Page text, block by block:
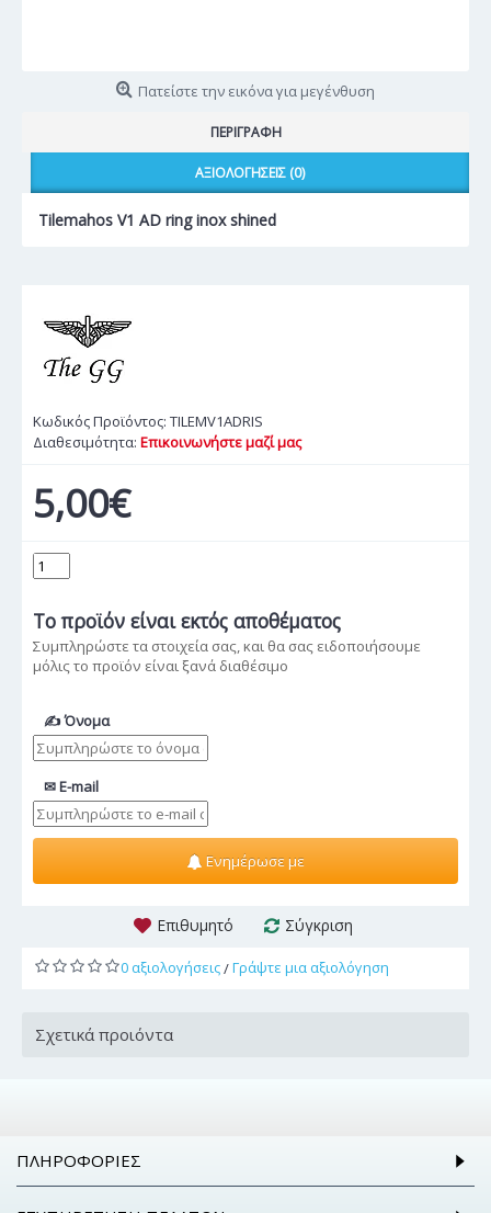
Πατείστε την εικόνα για μεγένθυση
ΠΕΡΙΓΡΑΦΉ
ΑΞΙΟΛΟΓΉΣΕΙΣ (0)
Tilemahos V1 AD ring inox shined
Κωδικός Προϊόντος: TILEMV1ADRIS
Διαθεσιμότητα: Επικοινωνήστε μαζί μας
5,00€
Το προϊόν είναι εκτός αποθέματος
Συμπληρώστε τα στοιχεία σας, και θα σας ειδοποιήσουμε
μόλις το προϊόν είναι ξανά διαθέσιμο
✍ Όνομα
✉ E-mail
Ενημέρωσε με
Επιθυμητό Σύγκριση
0 αξιολογήσεις/Γράψτε μια αξιολόγηση
Σχετικά προιόντα
ΠΛΗΡΟΦΟΡΊΕΣ